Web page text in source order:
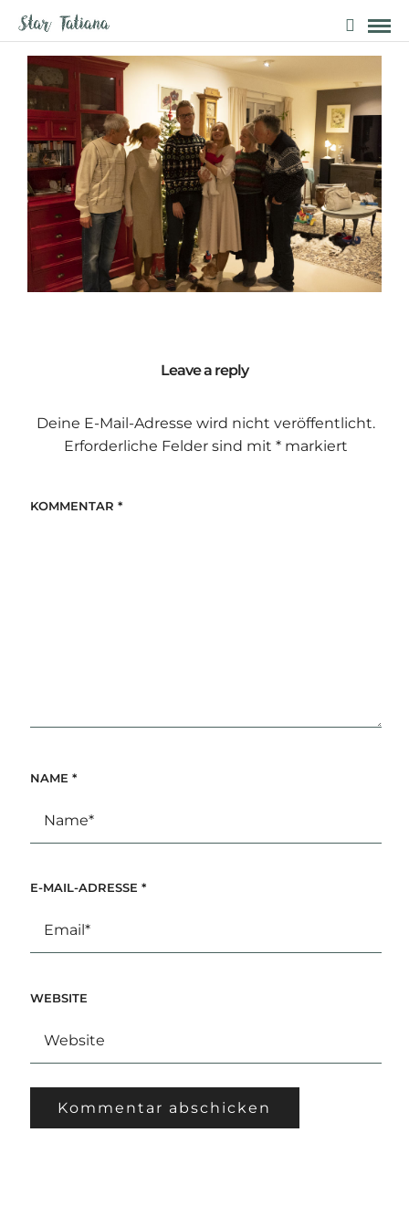
Leave a reply
Deine E-Mail-Adresse wird nicht veröffentlicht.
Erforderliche Felder sind mit *markiert
KOMMENTAR *
NAME *
E-MAIL-ADRESSE *
WEBSITE